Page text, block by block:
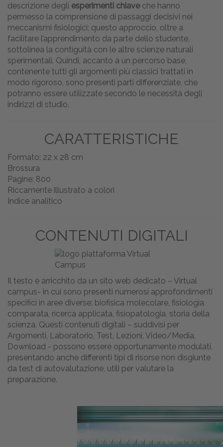
descrizione degli esperimenti chiaveche hanno
permesso la comprensione di passaggi decisivi nei
meccanismi fisiologici; questo approccio, oltre a
facilitare l’apprendimento da parte dello studente,
sottolinea la contiguità con le altre scienze naturali
sperimentali. Quindi, accanto a un percorso base,
contenente tutti gli argomenti più classici trattati in
modo rigoroso, sono presenti parti differenziate, che
potranno essere utilizzate secondo le necessità degli
indirizzi di studio.
CARATTERISTICHE
Formato: 22 x 28 cm
Brossura
Pagine: 800
Riccamente illustrato a colori
Indice analitico
CONTENUTI DIGITALI
Il testo è arricchito da un sito web dedicato – Virtual
campus- in cui sono presenti numerosi approfondimenti
specifici in aree diverse: biofisica molecolare, fisiologia
comparata, ricerca applicata, fisiopatologia, storia della
scienza. Questi contenuti digitali – suddivisi per
Argomenti, Laboratorio, Test, Lezioni, Video/Media,
Download - possono essere opportunamente modulati,
presentando anche differenti tipi di risorse non disgiunte
da test di autovalutazione, utili per valutare la
preparazione.